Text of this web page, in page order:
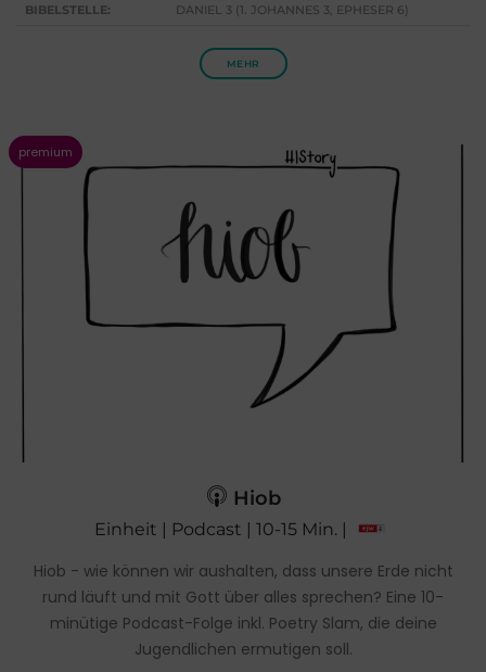
BIBELSTELLE: DANIEL 3 (1. JOHANNES 3, EPHESER 6)
MEHR
Hiob
Einheit | Podcast | 10-15 Min. |
Hiob - wie können wir aushalten, dass unsere Erde nicht
rund läuft und mit Gott über alles sprechen? Eine 10-
minütige Podcast-Folge inkl. Poetry Slam, die deine
Jugendlichen ermutigen soll.